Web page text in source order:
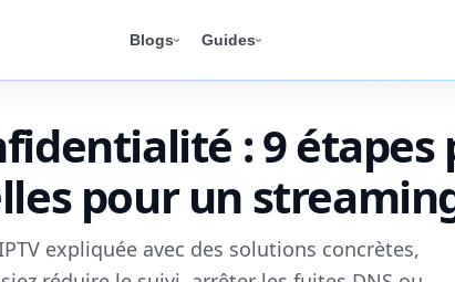
Blogs Guides
: 9
pour un
expliquée avec des solutions concrètes,